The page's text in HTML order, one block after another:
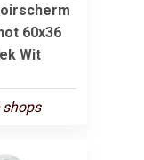
60x36
Wit
shops